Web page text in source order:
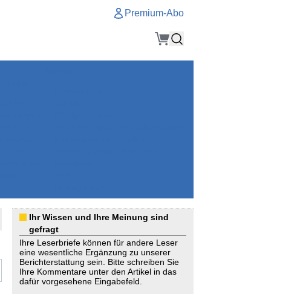
Premium-Abo
Ihr Wissen und Ihre Meinung sind
gefragt
Ihre Leserbriefe können für andere Leser
eine wesentliche Ergänzung zu unserer
Berichterstattung sein. Bitte schreiben Sie
Ihre Kommentare unter den Artikel in das
dafür vorgesehene Eingabefeld.